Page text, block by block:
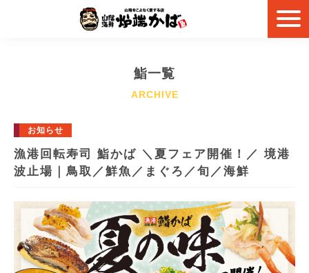
鮨一覧
お知らせ
漁港回転寿司 鮨かば ＼夏フェア開催！／ 境港
波止場｜鳥取／鮮魚／まぐろ／旬／海鮮